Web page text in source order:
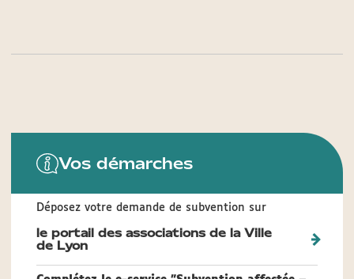
Vos démarches
Déposez votre demande de subvention sur
le portail des associations de la Ville
de Lyon